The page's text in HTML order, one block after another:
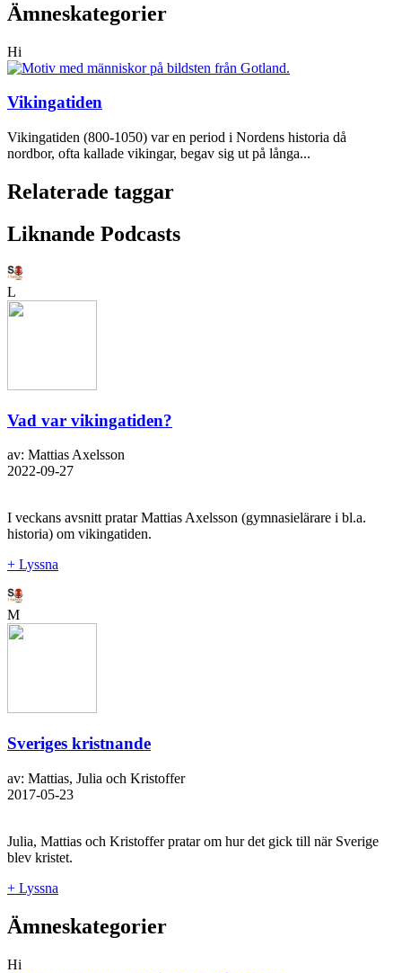
Ämneskategorier
Hi
Vikingatiden
Vikingatiden (800-1050) var en period i Nordens historia då
nordbor, ofta kallade vikingar, begav sig ut på långa...
Relaterade taggar
Liknande Podcasts
L
Vad var vikingatiden?
av: Mattias Axelsson
2022-09-27
I veckans avsnitt pratar Mattias Axelsson (gymnasielärare i bl.a.
historia) om vikingatiden.
+ Lyssna
M
Sveriges kristnande
av: Mattias, Julia och Kristoffer
2017-05-23
Julia, Mattias och Kristoffer pratar om hur det gick till när Sverige
blev kristet.
+ Lyssna
Ämneskategorier
Hi